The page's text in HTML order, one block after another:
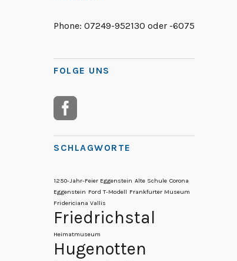
Phone: 07249-952130 oder -6075
FOLGE UNS
SCHLAGWORTE
1250-Jahr-Feier Eggenstein Alte Schule Corona
Eggenstein Ford T-Modell Frankfurter Museum
Fridericiana Vallis
Friedrichstal
Heimatmuseum
Hugenotten